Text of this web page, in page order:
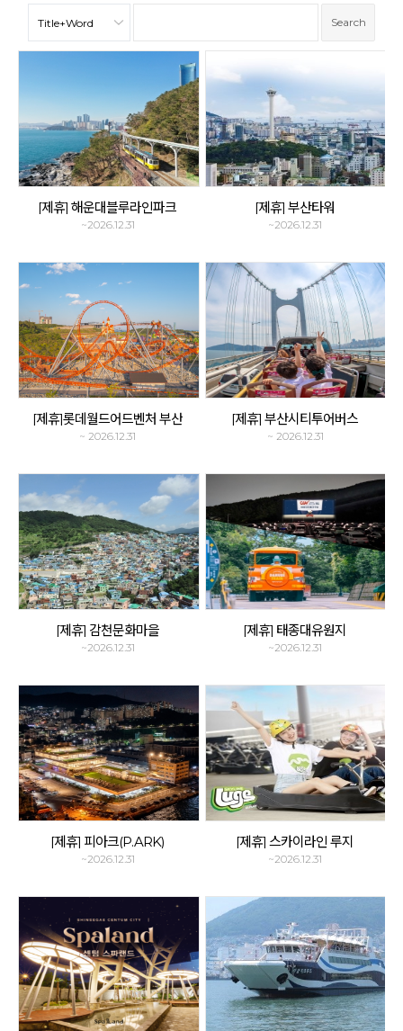
[제휴] 해운대블루라인파크
~2026.12.31
[제휴] 부산타워
~2026.12.31
[제휴]롯데월드어드벤처 부산
~ 2026.12.31
[제휴] 부산시티투어버스
~ 2026.12.31
[제휴] 감천문화마을
~2026.12.31
[제휴] 태종대유원지
~2026.12.31
[제휴] 피아크(P.ARK)
~2026.12.31
[제휴] 스카이라인 루지
~2026.12.31